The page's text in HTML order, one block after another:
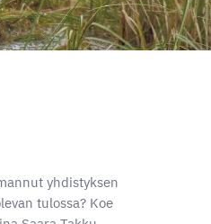
yhdistyksen
tulossa? Koe